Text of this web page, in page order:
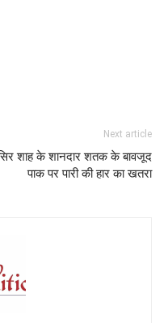
Next article
शाह के शानदार शतक के बावजूद
पाक पर पारी की हार का खतरा